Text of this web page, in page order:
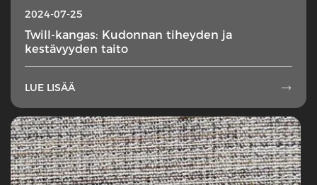
2024-07-25
Twill-kangas: Kudonnan tiheyden ja
kestävyyden taito
LUE LISÄÄ 